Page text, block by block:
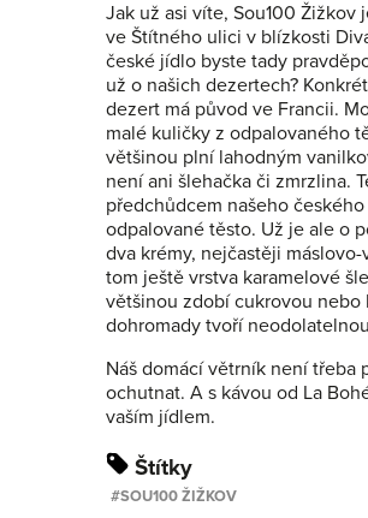
Jak už asi víte, Sou100 Žižkov
ve Štítného ulici v blízkosti
české jídlo byste tady
už o našich dezertech?
dezert má původ ve Francii.
malé kuličky z odpalovaného
většinou plní lahodným
není ani šlehačka či zmrzlina.
předchůdcem našeho
odpalované těsto. Už je ale o
dva krémy, nejčastěji
tom ještě vrstva karamelové
většinou zdobí cukrovou nebo
dohromady tvoří
Náš domácí větrník není třeba
ochutnat. A s kávou od La
vaším jídlem.
Štítky
SOU100 ŽIŽKOV